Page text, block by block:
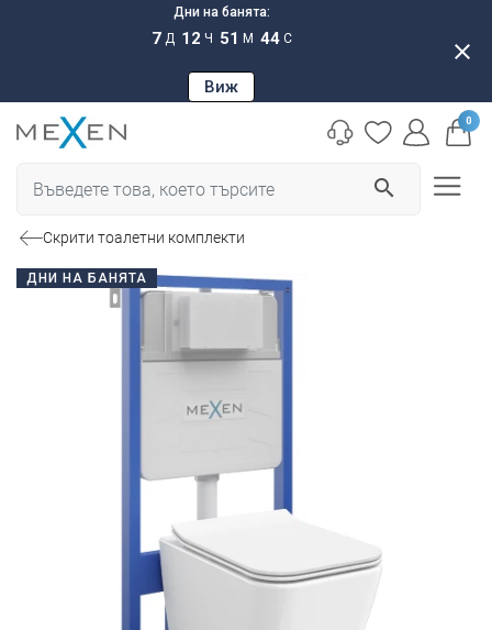
Дни на банята:
7 Д 12 Ч 51 М 43 С
Виж
close
search
0
Скрити тоалетни комплекти
ДНИ НА БАНЯТА